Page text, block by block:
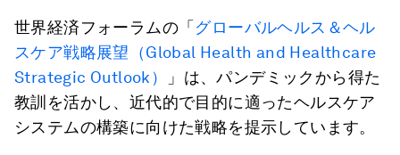
世界経済フォーラムの「グローバルヘルス＆ヘル
スケア戦略展望（Global Health and Healthcare
Strategic Outlook）
」は、パンデミックから得た
教訓を活かし、近代的で目的に適ったヘルスケア
システムの構築に向けた戦略を提示しています。